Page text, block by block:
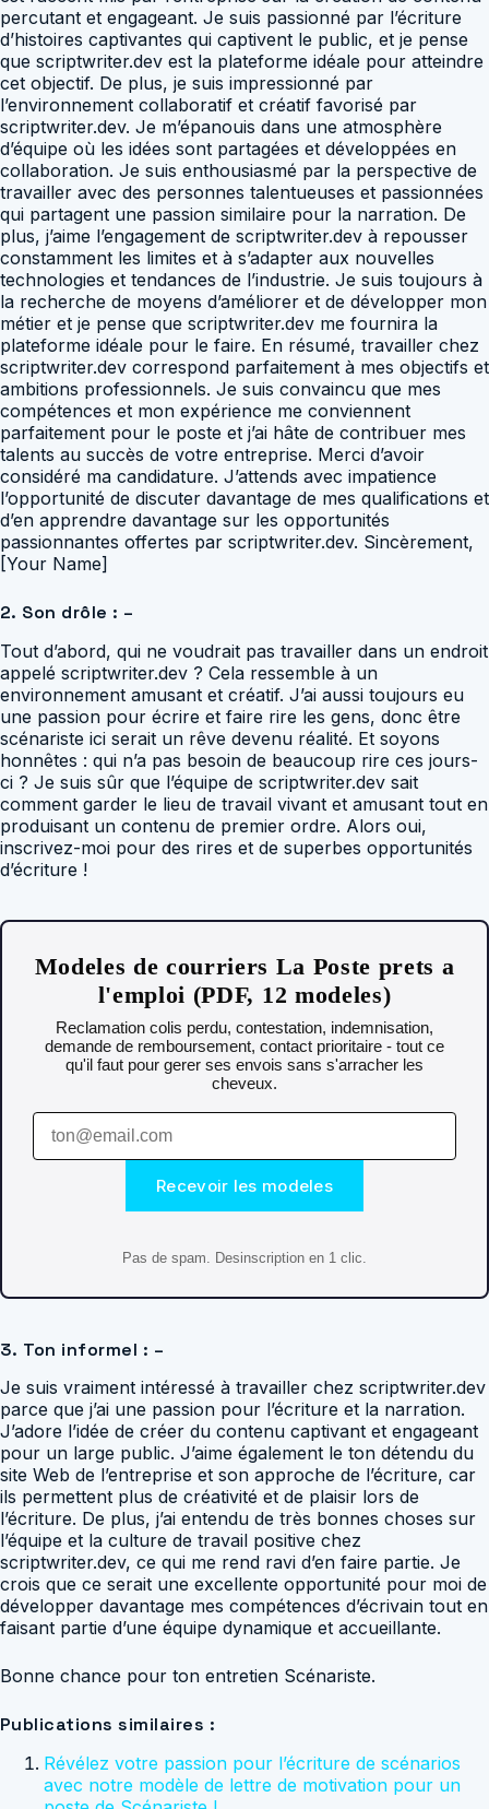
percutant et engageant. Je suis passionné par l’écriture
d’histoires captivantes qui captivent le public, et je pense
que scriptwriter.dev est la plateforme idéale pour atteindre
cet objectif. De plus, je suis impressionné par
l’environnement collaboratif et créatif favorisé par
scriptwriter.dev. Je m’épanouis dans une atmosphère
d’équipe où les idées sont partagées et développées en
collaboration. Je suis enthousiasmé par la perspective de
travailler avec des personnes talentueuses et passionnées
qui partagent une passion similaire pour la narration. De
plus, j’aime l’engagement de scriptwriter.dev à repousser
constamment les limites et à s’adapter aux nouvelles
technologies et tendances de l’industrie. Je suis toujours à
la recherche de moyens d’améliorer et de développer mon
métier et je pense que scriptwriter.dev me fournira la
plateforme idéale pour le faire. En résumé, travailler chez
scriptwriter.dev correspond parfaitement à mes objectifs et
ambitions professionnels. Je suis convaincu que mes
compétences et mon expérience me conviennent
parfaitement pour le poste et j’ai hâte de contribuer mes
talents au succès de votre entreprise. Merci d’avoir
considéré ma candidature. J’attends avec impatience
l’opportunité de discuter davantage de mes qualifications et
d’en apprendre davantage sur les opportunités
passionnantes offertes par scriptwriter.dev. Sincèrement,
[Your Name]
2. Son drôle : –
Tout d’abord, qui ne voudrait pas travailler dans un endroit
appelé scriptwriter.dev ? Cela ressemble à un
environnement amusant et créatif. J’ai aussi toujours eu
une passion pour écrire et faire rire les gens, donc être
scénariste ici serait un rêve devenu réalité. Et soyons
honnêtes : qui n’a pas besoin de beaucoup rire ces jours-
ci ? Je suis sûr que l’équipe de scriptwriter.dev sait
comment garder le lieu de travail vivant et amusant tout en
produisant un contenu de premier ordre. Alors oui,
inscrivez-moi pour des rires et de superbes opportunités
d’écriture !
Modeles de courriers La Poste prets a
l'emploi (PDF, 12 modeles)
Reclamation colis perdu, contestation, indemnisation,
demande de remboursement, contact prioritaire - tout ce
qu'il faut pour gerer ses envois sans s'arracher les
cheveux.
Recevoir les modeles
Pas de spam. Desinscription en 1 clic.
3. Ton informel : –
Je suis vraiment intéressé à travailler chez scriptwriter.dev
parce que j’ai une passion pour l’écriture et la narration.
J’adore l’idée de créer du contenu captivant et engageant
pour un large public. J’aime également le ton détendu du
site Web de l’entreprise et son approche de l’écriture, car
ils permettent plus de créativité et de plaisir lors de
l’écriture. De plus, j’ai entendu de très bonnes choses sur
l’équipe et la culture de travail positive chez
scriptwriter.dev, ce qui me rend ravi d’en faire partie. Je
crois que ce serait une excellente opportunité pour moi de
développer davantage mes compétences d’écrivain tout en
faisant partie d’une équipe dynamique et accueillante.
Bonne chance pour ton entretien Scénariste.
Publications similaires :
Révélez votre passion pour l’écriture de scénarios
avec notre modèle de lettre de motivation pour un